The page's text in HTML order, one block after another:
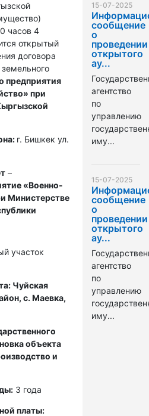
часов 4
открытый
договора
предприятия
при
г. Бишкек ул.
–
«Военно-
Министерстве
участок
Чуйская
с. Маевка,
объекта
и
3 года
платы:
15-07-2025
сообщение
о
проведении
открытого
ау...
агентство
по
управлению
иму...
15-07-2025
сообщение
о
проведении
открытого
ау...
агентство
по
управлению
иму...